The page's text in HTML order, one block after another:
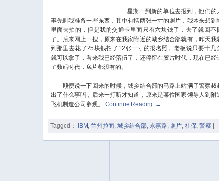
星期一到新的单位去报到，他们的
事先叫我准备一些东西，其中包括两张一寸的照片，我本来想到
里面去拍的，但是我的交通卡里面只有六块钱了，去了就回不
了。后来网上一搜，原来在我家附近的城乡结合部就有，昨天我
到那里去花了25块钱拍了12张一寸的报名照。老板说只要十几
就可以拿了，看来我已经落伍了，还停留在胶片时代，现在已经
了数码时代，底片都没有的。
顺便说一下回来的时候，城乡结合部的马路上站满了警察叔
出了什么事吗，后来一打听才知道，原来是某位国家领导人到附
飞机制造公司参观。
Continue Reading →
Tagged： IBM, 兰州拉面,城乡结合部, 永嘉路, 照片,社保,警察 |